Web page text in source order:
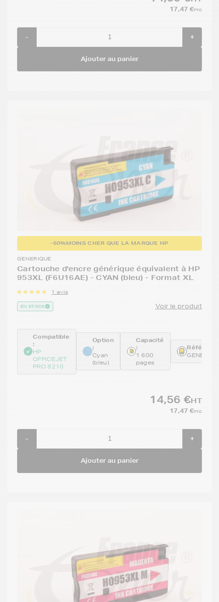
17,47 €TTC
- +
Ajouter au panier
-60%MOINS CHER QUE LA MARQUE HP
GENERIQUE
Cartouche d'encre générique équivalent à HP
953XL (F6U16AE) - CYAN (bleu) - Format XL
1 avis
EN STOCK Voir le produit
Compatible
:
HP
OFFICEJET
PRO 8210
Option
:
Cyan
(bleu)
Capacité
:
1 600
pages
14,56 €HT
17,47 €TTC
- +
Ajouter au panier